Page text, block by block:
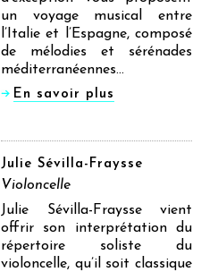
un voyage musical entre
l’Italie et l’Espagne, composé
de mélodies et sérénades
méditerranéennes…
En savoir plus
Julie Sévilla-Fraysse
Violoncelle
Julie Sévilla-Fraysse vient
offrir son interprétation du
répertoire soliste du
violoncelle, qu’il soit classique